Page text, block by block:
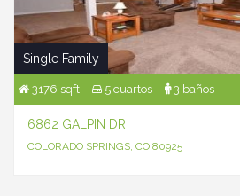
Single Family
3176 sqft 5 cuartos 3 baños
6862 GALPIN DR
COLORADO SPRINGS, CO 80925